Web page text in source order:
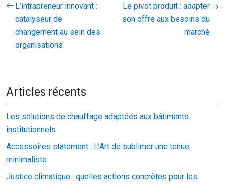
L’intrapreneur innovant :
catalyseur de
changement au sein des
organisations
Le pivot produit : adapter
son offre aux besoins du
marché
Articles récents
Les solutions de chauffage adaptées aux bâtiments
institutionnels
Accessoires statement : L’Art de sublimer une tenue
minimaliste
Justice climatique : quelles actions concrètes pour les